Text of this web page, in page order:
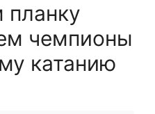
чемпионы
катанию